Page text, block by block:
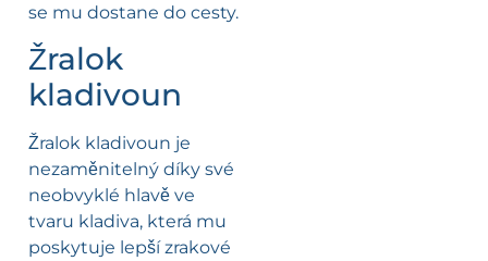
se mu dostane do cesty.
Žralok
kladivoun
Žralok kladivoun je
nezaměnitelný díky své
neobvyklé hlavě ve
tvaru kladiva, která mu
poskytuje lepší zrakové